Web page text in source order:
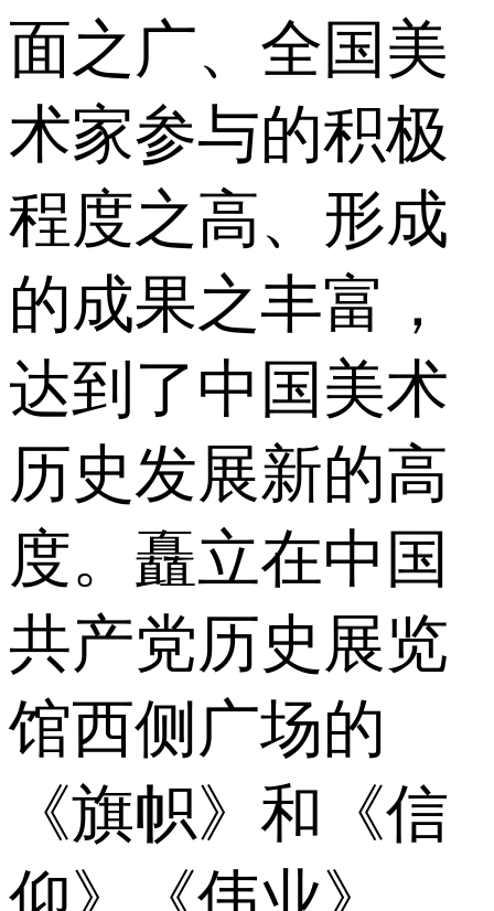
面之广、全国美
术家参与的积极
程度之高、形成
的成果之丰富，
达到了中国美术
历史发展新的高
度。矗立在中国
共产党历史展览
馆西侧广场的
《旗帜》和《信